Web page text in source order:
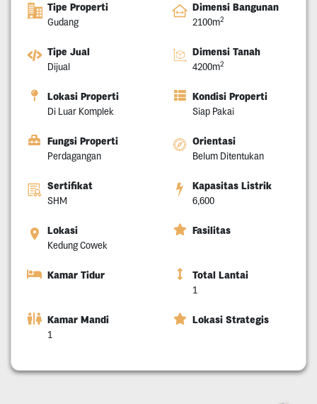
Tipe Properti
Gudang
Dimensi Bangunan
2100m2
Tipe Jual
Dijual
Dimensi Tanah
4200m2
Lokasi Properti
Di Luar Komplek
Kondisi Properti
Siap Pakai
Fungsi Properti
Perdagangan
Orientasi
Belum Ditentukan
Sertifikat
SHM
Kapasitas Listrik
6,600
Lokasi
Kedung Cowek
Fasilitas
Kamar Tidur Total Lantai
1
Kamar Mandi
1
Lokasi Strategis